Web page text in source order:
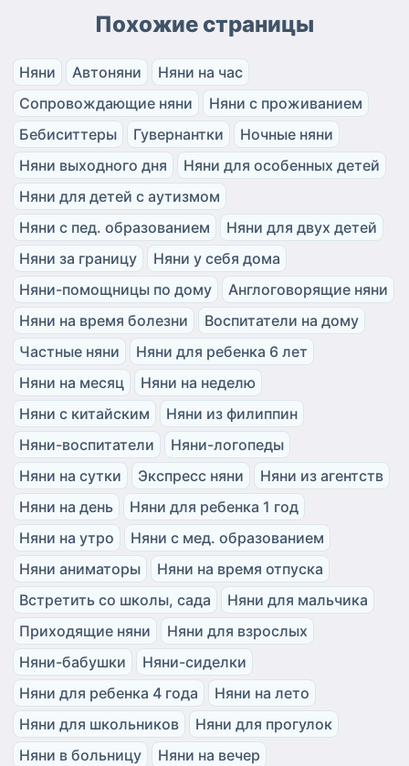
Похожие страницы
Няни Автоняни
Няни на час
Сопровождающие няни
Няни с проживанием
Бебиситтеры
Гувернантки
Ночные няни
Няни выходного дня
Няни для особенных детей
Няни для детей с аутизмом
Няни с пед. образованием
Няни для двух детей
Няни за границу
Няни у себя дома
Няни-помощницы по дому
Англоговорящие няни
Няни на время болезни
Воспитатели на дому
Частные няни
Няни для ребенка 6 лет
Няни на месяц
Няни на неделю
Няни с китайским
Няни из филиппин
Няни-воспитатели
Няни-логопеды
Няни на сутки
Экспресс няни
Няни из агентств
Няни на день
Няни для ребенка 1 год
Няни на утро
Няни с мед. образованием
Няни аниматоры
Няни на время отпуска
Встретить со школы, сада
Няни для мальчика
Приходящие няни
Няни для взрослых
Няни-бабушки
Няни-сиделки
Няни для ребенка 4 года
Няни на лето
Няни для школьников
Няни для прогулок
Няни в больницу
Няни на вечер